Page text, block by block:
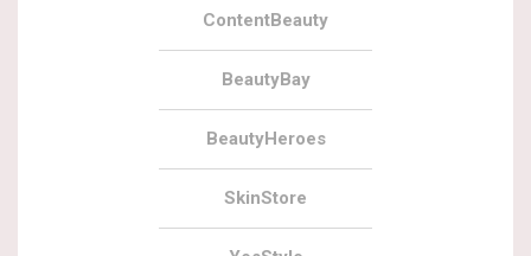
ContentBeauty
BeautyBay
BeautyHeroes
SkinStore